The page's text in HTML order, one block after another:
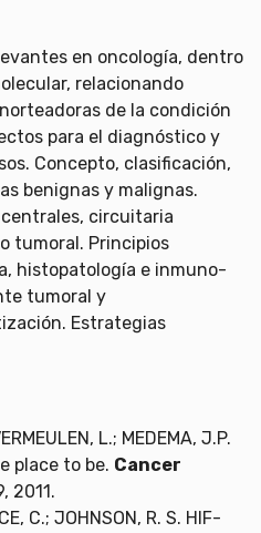
en oncología, dentro
relacionando
de la condición
para el diagnóstico y
Concepto, clasificación,
benignas y malignas.
circuitaria
tumoral. Principios
histopatología e inmuno-
tumoral y
Estrategias
L.; MEDEMA, J.P.
place to be. Cancer
2011.
C.; JOHNSON, R. S. HIF-